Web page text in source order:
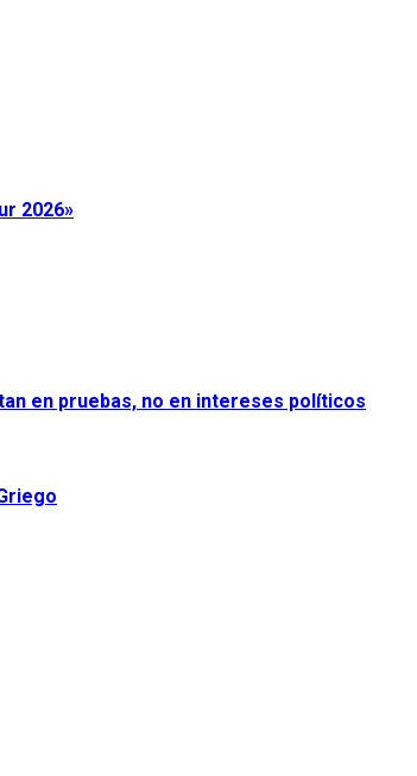
2026»
en pruebas, no en intereses políticos